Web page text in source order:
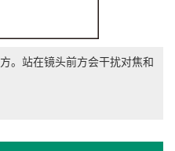
。站在镜头前方会干扰对焦和